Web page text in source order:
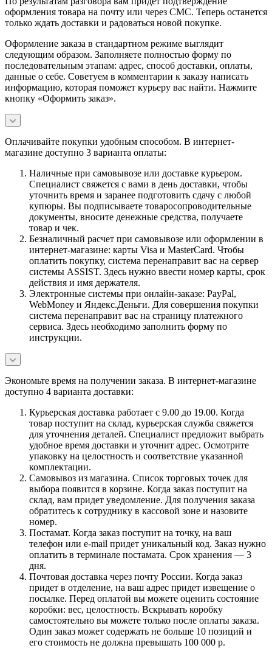
оформления товара на почту или через СМС. Теперь останется
только ждать доставки и радоваться новой покупке.
Оформление заказа в стандартном режиме выглядит
следующим образом. Заполняете полностью форму по
последовательным этапам: адрес, способ доставки, оплаты,
данные о себе. Советуем в комментарии к заказу написать
информацию, которая поможет курьеру вас найти. Нажмите
кнопку «Оформить заказ».
Оплачивайте покупки удобным способом. В интернет-
магазине доступно 3 варианта оплаты:
Наличные при самовывозе или доставке курьером.
Специалист свяжется с вами в день доставки, чтобы
уточнить время и заранее подготовить сдачу с любой
купюры. Вы подписываете товаросопроводительные
документы, вносите денежные средства, получаете
товар и чек.
Безналичный расчет при самовывозе или оформлении в
интернет-магазине: карты Visa и MasterCard. Чтобы
оплатить покупку, система перенаправит вас на сервер
системы ASSIST. Здесь нужно ввести номер карты, срок
действия и имя держателя.
Электронные системы при онлайн-заказе: PayPal,
WebMoney и Яндекс.Деньги. Для совершения покупки
система перенаправит вас на страницу платежного
сервиса. Здесь необходимо заполнить форму по
инструкции.
Экономьте время на получении заказа. В интернет-магазине
доступно 4 варианта доставки:
Курьерская доставка работает с 9.00 до 19.00. Когда
товар поступит на склад, курьерская служба свяжется
для уточнения деталей. Специалист предложит выбрать
удобное время доставки и уточнит адрес. Осмотрите
упаковку на целостность и соответствие указанной
комплектации.
Самовывоз из магазина. Список торговых точек для
выбора появится в корзине. Когда заказ поступит на
склад, вам придет уведомление. Для получения заказа
обратитесь к сотруднику в кассовой зоне и назовите
номер.
Постамат. Когда заказ поступит на точку, на ваш
телефон или e-mail придет уникальный код. Заказ нужно
оплатить в терминале постамата. Срок хранения — 3
дня.
Почтовая доставка через почту России. Когда заказ
придет в отделение, на ваш адрес придет извещение о
посылке. Перед оплатой вы можете оценить состояние
коробки: вес, целостность. Вскрывать коробку
самостоятельно вы можете только после оплаты заказа.
Один заказ может содержать не больше 10 позиций и
его стоимость не должна превышать 100 000 р.